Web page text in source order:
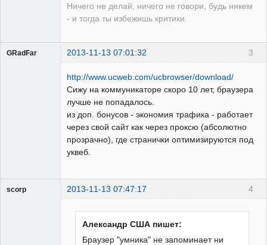
Ничего не делай, ничего не говори, будь никем
- и тогда ты избежишь критики.
3
GRadFar 2013-11-13 07:01:32
http://www.ucweb.com/ucbrowser/download/
Сижу на коммуникаторе скоро 10 лет, браузера
лучше не попадалось.
из доп. бонусов - экономия трафика - работает
через свой сайт как через проксю (абсолютно
прозрачно), где странички оптимизируются под
уквеб.
4
scorp 2013-11-13 07:47:17
Александр США пишет:
Браузер "умника" не запоминает ни